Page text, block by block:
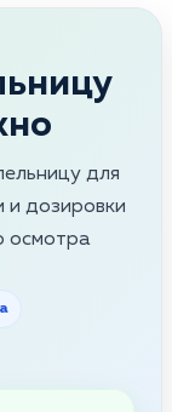
для
и дозировки
осмотра